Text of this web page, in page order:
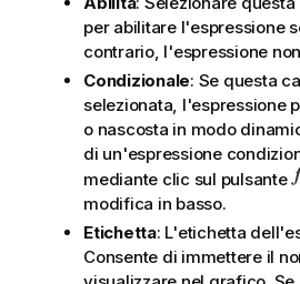
per abilitare l'espressione
contrario, l'espressione
Condizionale: Se questa
selezionata, l'espressione
o nascosta in modo
di un'espressione
mediante clic sul pulsante
modifica in basso.
Etichetta: L'etichetta
Consente di immettere il